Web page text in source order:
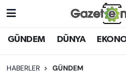
GÜNDEM DÜNYA
HABERLER GÜNDEM
DÜNYA
EKONOMİ
Nöbetçi Eczaneler
Hava Durumu